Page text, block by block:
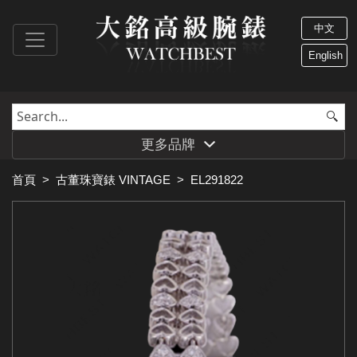
中文
English
更多品牌
首頁 > 古董珠寶錶 VINTAGE > EL291822